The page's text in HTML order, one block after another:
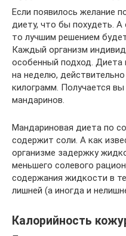
Если появилось желание
диету, что бы похудеть. А
то лучшим решением
Каждый организм
особенный подход. Диета
на неделю,
килограмм. Получается
мандаринов.
Мандариновая диета по
содержит соли. А как
организме задержку
меньшего солевого
содержания жидкости в
лишней (а иногда и
Калорийность